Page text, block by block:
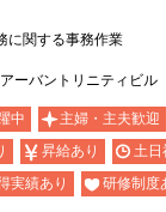
に関する事務作業
ーバントリニティビル
中 主婦・主夫歓迎
昇給あり 土日
実績あり 研修制度